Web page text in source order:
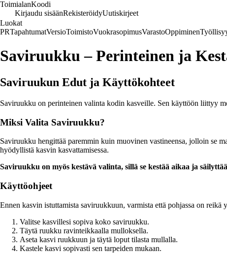
ToimialanKoodi
Kirjaudu sisäänRekisteröidyUutiskirjeet
Luokat
PRTapahtumatVersioToimistoVuokrasopimusVarastoOppiminen
Saviruukku – Perinteinen ja
Saviruukun Edut ja Käyttökohteet
Saviruukku on perinteinen valinta kodin kasveille. Sen käyttöön liittyy
Miksi Valita Saviruukku?
Saviruukku hengittää paremmin kuin muovinen vastineensa, jolloin se
hyödyllistä kasvin kasvattamisessa.
Saviruukku on myös kestävä valinta, sillä se kestää aikaa ja
Käyttöohjeet
Ennen kasvin istuttamista saviruukkuun, varmista että pohjassa on reikä
Valitse kasvillesi sopiva koko saviruukku.
Täytä ruukku ravinteikkaalla mulloksella.
Aseta kasvi ruukkuun ja täytä loput tilasta mullalla.
Kastele kasvi sopivasti sen tarpeiden mukaan.